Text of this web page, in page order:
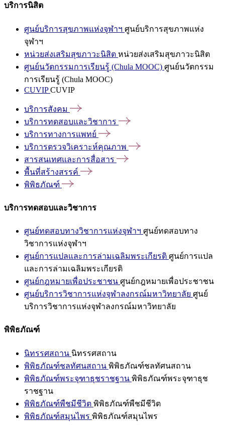
บริการนิสิต
ศูนย์บริการสุขภาพแห่งจุฬาฯ ศูนย์บริการสุขภาพแห่ง
จุฬาฯ
หน่วยส่งเสริมสุขภาวะนิสิต หน่วยส่งเสริมสุขภาวะนิสิต
ศูนย์นวัตกรรมการเรียนรู้ (Chula MOOC) ศูนย์นวัตกรรม
การเรียนรู้ (Chula MOOC)
CUVIPCUVIP
บริการสังคม
บริการทดสอบและวิชาการ
บริการทางการแพทย์
บริการตรวจวิเคราะห์คุณภาพ
สารสนเทศและการสื่อสาร
พื้นที่สร้างสรรค์
พิพิธภัณฑ์
บริการทดสอบและวิชาการ
ศูนย์ทดสอบทางวิชาการแห่งจุฬาฯ ศูนย์ทดสอบทาง
วิชาการแห่งจุฬาฯ
ศูนย์การแปลและการล่ามเฉลิมพระเกียรติ ศูนย์การแปล
และการล่ามเฉลิมพระเกียรติ
ศูนย์กฎหมายเพื่อประชาชน ศูนย์กฎหมายเพื่อประชาชน
ศูนย์บริการวิชาการแห่งจุฬาลงกรณ์มหาวิทยาลัย ศูนย์
บริการวิชาการแห่งจุฬาลงกรณ์มหาวิทยาลัย
พิพิธภัณฑ์
นิทรรศสถาน นิทรรศสถาน
พิพิธภัณฑ์ชลทัศนสถาน พิพิธภัณฑ์ชลทัศนสถาน
พิพิธภัณฑ์พระจุฑาธุชราชฐาน พิพิธภัณฑ์พระจุฑาธุช
ราชฐาน
พิพิธภัณฑ์พืชมีชีวิต พิพิธภัณฑ์พืชมีชีวิต
พิพิธภัณฑ์สมุนไพร พิพิธภัณฑ์สมุนไพร